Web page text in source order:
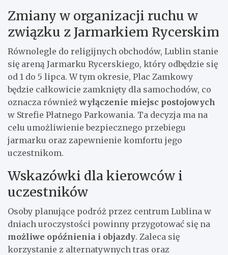
Zmiany w organizacji ruchu w
związku z Jarmarkiem Rycerskim
Równolegle do religijnych obchodów, Lublin stanie
się areną Jarmarku Rycerskiego, który odbędzie się
od 1 do 5 lipca. W tym okresie, Plac Zamkowy
będzie całkowicie zamknięty dla samochodów, co
oznacza równieżwyłączenie miejsc postojowych
w Strefie Płatnego Parkowania. Ta decyzja ma na
celu umożliwienie bezpiecznego przebiegu
jarmarku oraz zapewnienie komfortu jego
uczestnikom.
Wskazówki dla kierowców i
uczestników
Osoby planujące podróż przez centrum Lublina w
dniach uroczystości powinny przygotować się na
możliwe opóźnienia i objazdy. Zaleca się
korzystanie z alternatywnych tras oraz